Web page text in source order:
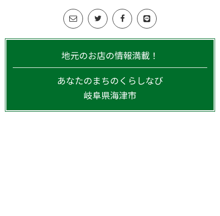
地元のお店の情報満載！
あなたのまちのくらしなび
岐阜県海津市